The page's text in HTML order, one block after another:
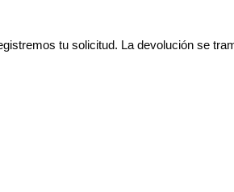
tu solicitud. La devolución se